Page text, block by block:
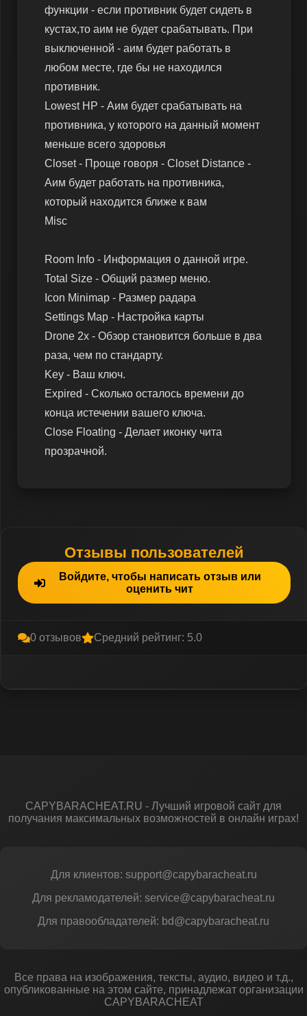
функции - если противник будет сидеть в
кустах,то аим не будет срабатывать. При
выключенной - аим будет работать в
любом месте, где бы не находился
противник.
Lowest HP - Аим будет срабатывать на
противника, у которого на данный момент
меньше всего здоровья
Closet - Проще говоря - Closet Distance -
Аим будет работать на противника,
который находится ближе к вам
Misc
Room Info - Информация о данной игре.
Total Size - Общий размер меню.
Icon Minimap - Размер радара
Settings Map - Настройка карты
Drone 2x - Обзор становится больше в два
раза, чем по стандарту.
Key - Ваш ключ.
Expired - Сколько осталось времени до
конца истечении вашего ключа.
Close Floating - Делает иконку чита
прозрачной.
Отзывы пользователей
Войдите, чтобы написать отзыв или
оценить чит
0 отзывов Средний рейтинг: 5.0
CAPYBARACHEAT.RU - Лучший игровой сайт для
получания максимальных возможностей в онлайн играх!
Для клиентов: support@capybaracheat.ru
Для рекламодателей: service@capybaracheat.ru
Для правообладателей: bd@capybaracheat.ru
Все права на изображения, тексты, аудио, видео и т.д.,
опубликованные на этом сайте, принадлежат организации
CAPYBARACHEAT